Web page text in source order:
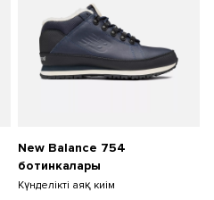
New Balance 754
ботинкалары
Күнделікті аяқ киім